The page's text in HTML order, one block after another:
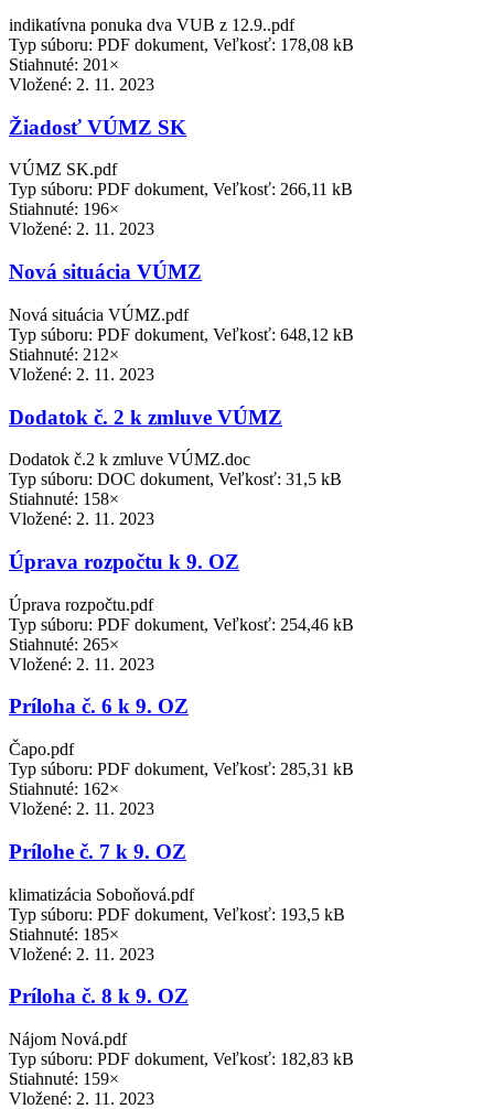
indikatívna ponuka dva VUB z 12.9..pdf
Typ súboru: PDF dokument, Veľkosť: 178,08 kB
Stiahnuté: 201×
Vložené: 2. 11. 2023
Žiadosť VÚMZ SK
VÚMZ SK.pdf
Typ súboru: PDF dokument, Veľkosť: 266,11 kB
Stiahnuté: 196×
Vložené: 2. 11. 2023
Nová situácia VÚMZ
Nová situácia VÚMZ.pdf
Typ súboru: PDF dokument, Veľkosť: 648,12 kB
Stiahnuté: 212×
Vložené: 2. 11. 2023
Dodatok č. 2 k zmluve VÚMZ
Dodatok č.2 k zmluve VÚMZ.doc
Typ súboru: DOC dokument, Veľkosť: 31,5 kB
Stiahnuté: 158×
Vložené: 2. 11. 2023
Úprava rozpočtu k 9. OZ
Úprava rozpočtu.pdf
Typ súboru: PDF dokument, Veľkosť: 254,46 kB
Stiahnuté: 265×
Vložené: 2. 11. 2023
Príloha č. 6 k 9. OZ
Čapo.pdf
Typ súboru: PDF dokument, Veľkosť: 285,31 kB
Stiahnuté: 162×
Vložené: 2. 11. 2023
Prílohe č. 7 k 9. OZ
klimatizácia Soboňová.pdf
Typ súboru: PDF dokument, Veľkosť: 193,5 kB
Stiahnuté: 185×
Vložené: 2. 11. 2023
Príloha č. 8 k 9. OZ
Nájom Nová.pdf
Typ súboru: PDF dokument, Veľkosť: 182,83 kB
Stiahnuté: 159×
Vložené: 2. 11. 2023